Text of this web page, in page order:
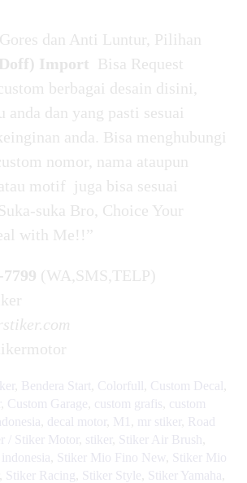
dan Anti Luntur, Pilihan
Import Bisa Request
berbagai desain disini,
anda dan yang pasti sesuai
anda. Bisa menghubungi
nomor, nama ataupun
motif juga bisa sesuai
suka Bro, Choice Your
with Me!!”
(WA,SMS,TELP)
Bendera Start Colorfull Custom Decal
Custom Garage custom grafis custom
decal motor M1 mr stiker
Road
/ Stiker Motor stiker Stiker Air Brush
Stiker Mio Fino New
Stiker Mio
Stiker Racing Stiker Style Stiker Yamaha